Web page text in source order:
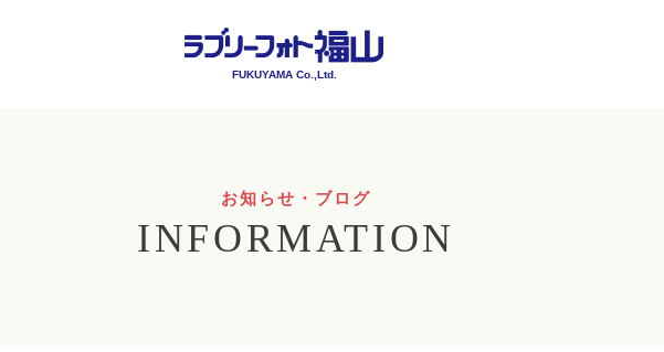
FUKUYAMA Co.,Ltd.
お知らせ・ブログ
INFORMATION